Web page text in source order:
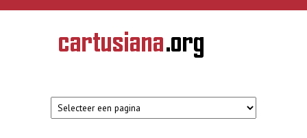
Overslaan en naar de inhoud gaan
CARTUSIANA
Geschiedenis
van de